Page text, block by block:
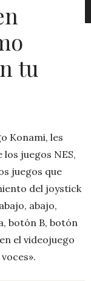
tu
Konami, les
juegos NES,
juegos que
del joystick
abajo,
botón B, botón
el videojuego